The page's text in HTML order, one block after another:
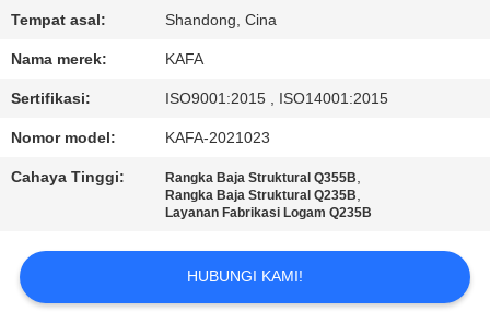
TUR
PABRIK
KONTROL
KAMI
Tempat asal: Shandong, Cina
Nama merek: KAFA
Sertifikasi: ISO9001:2015 , ISO14001:2015
Nomor model: KAFA-2021023
Cahaya Tinggi: Rangka Baja Struktural Q355B,
Rangka Baja Struktural Q235B,
Layanan Fabrikasi Logam Q235B
HUBUNGI KAMI!